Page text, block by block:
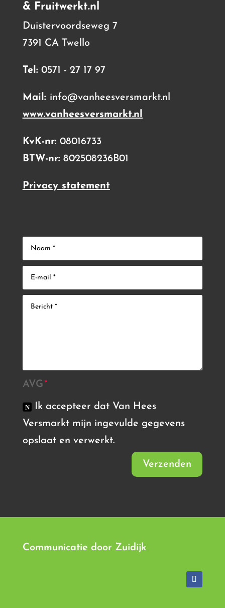
& Fruitwerkt.nl
Duistervoordseweg 7
7391 CA Twello
Tel: 0571 - 27 17 97
Mail: info@vanheesversmarkt.nl
www.vanheesversmarkt.nl
KvK-nr: 08016733
BTW-nr: 802508236B01
Privacy statement
AVG
Ik accepteer dat Van Hees
Versmarkt mijn ingevulde gegevens
opslaat en verwerkt.
Verzenden
Communicatie door Zuidijk